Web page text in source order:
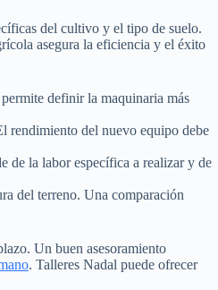
del cultivo y el tipo de suelo.
asegura la eficiencia y el éxito
definir la maquinaria más
rendimiento del nuevo equipo debe
de la labor específica a realizar y de
del terreno. Una comparación
Un buen asesoramiento
. Talleres Nadal puede ofrecer